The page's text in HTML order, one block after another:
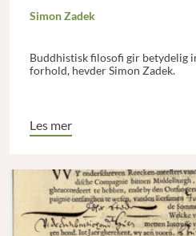
Simon Zadek
Buddhistisk filosofi gir betydelig
forhold, hevder Simon Zadek.
Les mer